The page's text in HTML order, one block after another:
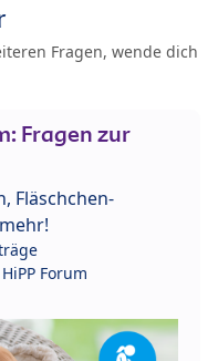
Fragen, wende dich
Fragen zur
Fläschchen-
Forum